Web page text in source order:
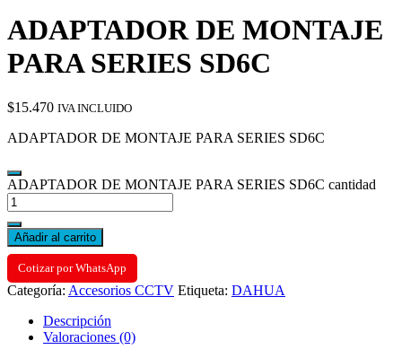
ADAPTADOR DE MONTAJE
PARA SERIES SD6C
$15.470 IVA INCLUIDO
ADAPTADOR DE MONTAJE PARA SERIES SD6C
ADAPTADOR DE MONTAJE PARA SERIES SD6C cantidad
Añadir al carrito
Cotizar por WhatsApp
Categoría: Accesorios CCTV Etiqueta: DAHUA
Descripción
Valoraciones (0)